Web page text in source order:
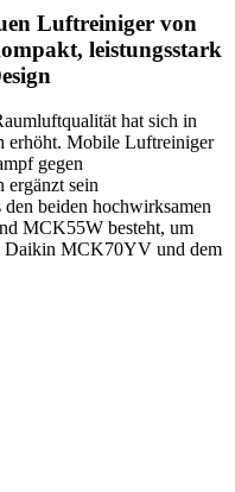
Luftreiniger von
leistungsstark
hat sich in
erhöht. Mobile Luftreiniger
gegen
sein
beiden hochwirksamen
MCK55W besteht, um
Daikin MCK70YV und dem